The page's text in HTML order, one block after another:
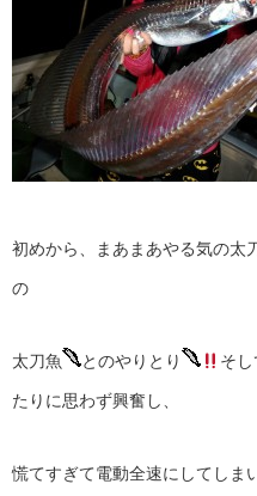
初めから、まあまあやる気の太
の
太刀魚 とのやりとり そ
たりに思わず興奮し、
慌てすぎて電動全速にしてしま